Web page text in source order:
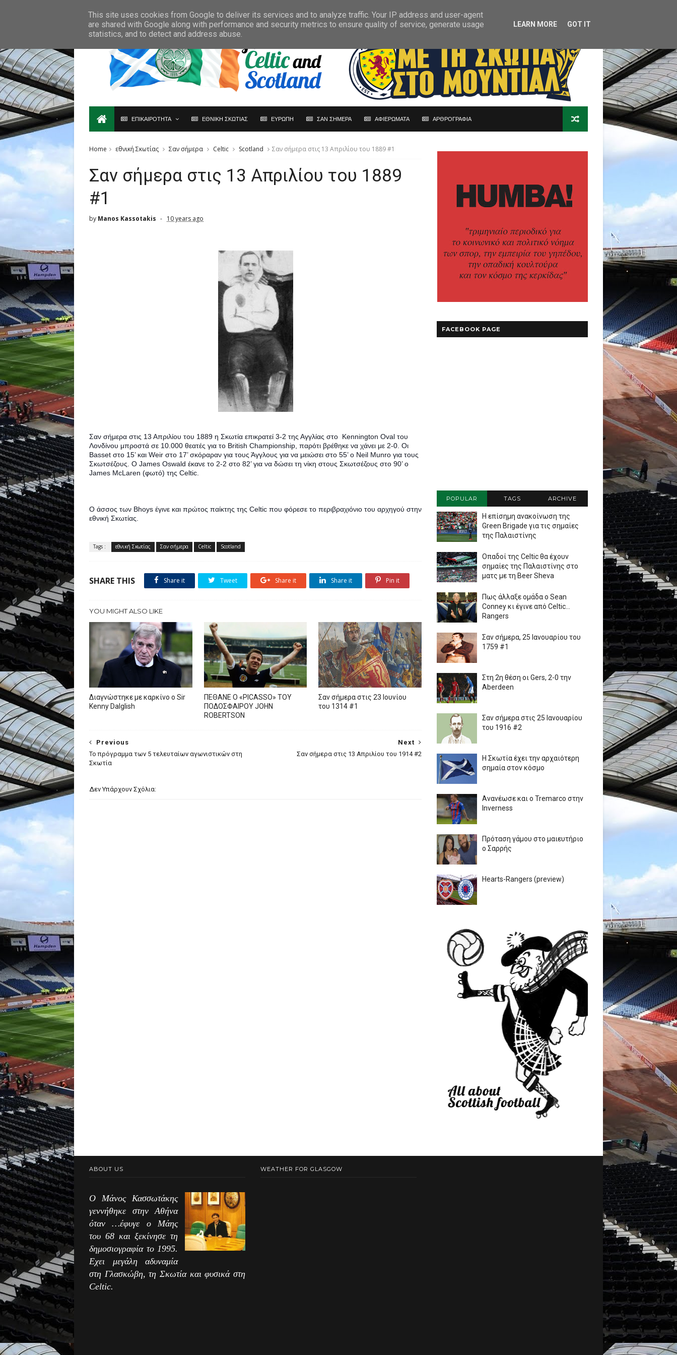
ΕΠΙΚΑΙΡΟΤΗΤΑ ΕΘΝΙΚΗ ΣΚΩΤΙΑΣ ΕΥΡΩΠΗ ΣΑΝ ΣΗΜΕΡΑ ΑΦΙΕΡΩΜΑΤΑ ΑΡΘΡΟΓΡΑΦΙΑ
Home εθνική Σκωτίας Σαν σήμερα Celtic Scotland Σαν σήμερα στις 13 Απριλίου του 1889 #1
Σαν σήμερα στις 13 Απριλίου του 1889
#1
by Manos Kassotakis 10 years ago
Σαν σήμερα στις 13 Απριλίου του 1889 η Σκωτία επικρατεί 3-2 της Αγγλίας στο  Kennington Oval του
Λονδίνου μπροστά σε 10.000 θεατές για το British Championship, παρότι βρέθηκε να χάνει με 2-0. Οι
Basset στο 15’ και Weir στο 17’ σκόραραν για τους Άγγλους για να μειώσει στο 55’ ο Neil Munro για τους
Σκωτσέζους. Ο James Oswald έκανε το 2-2 στο 82’ για να δώσει τη νίκη στους Σκωτσέζους στο 90’ ο
James McLaren (φωτό) της Celtic.
Ο άσσος των Bhoys έγινε και πρώτος παίκτης της Celtic που φόρεσε το περιβραχιόνιο του αρχηγού στην
εθνική Σκωτίας.
Tags : εθνική Σκωτίας Σαν σήμερα Celtic Scotland
SHARE THIS Share it Tweet Share it Share it Pin it
YOU MIGHT ALSO LIKE
Διαγνώστηκε με καρκίνο ο Sir
Kenny Dalglish
ΠΕΘΑΝΕ Ο «PICASSO» TOY
ΠΟΔΟΣΦΑΙΡΟΥ JOHN
ROBERTSON
Σαν σήμερα στις 23 Ιουνίου
του 1314 #1
Next
Σαν σήμερα στις 13 Απριλίου του 1914 #2
Previous
Το πρόγραμμα των 5 τελευταίων αγωνιστικών στη
Σκωτία
Δεν Υπάρχουν Σχόλια:
FACEBOOK PAGE
POPULAR TAGS ARCHIVE
Η επίσημη ανακοίνωση της
Green Brigade για τις σημαίες
της Παλαιστίνης
Οπαδοί της Celtic θα έχουν
σημαίες της Παλαιστίνης στο
ματς με τη Beer Sheva
Πως άλλαξε ομάδα ο Sean
Conney κι έγινε από Celtic...
Rangers
Σαν σήμερα, 25 Ιανουαρίου του
1759 #1
Στη 2η θέση οι Gers, 2-0 την
Aberdeen
Σαν σήμερα στις 25 Ιανουαρίου
του 1916 #2
Η Σκωτία έχει την αρχαιότερη
σημαία στον κόσμο
Ανανέωσε και ο Tremarco στην
Inverness
Πρόταση γάμου στο μαιευτήριο
ο Σαρρής
Hearts-Rangers (preview)
ABOUT US
Ο Μάνος Κασσωτάκης
γεννήθηκε στην Αθήνα
όταν …έφυγε ο Μάης
του 68 και ξεκίνησε τη
δημοσιογραφία το 1995.
Εχει μεγάλη αδυναμία
στη Γλασκώβη, τη Σκωτία και φυσικά στη
Celtic.
WEATHER FOR GLASGOW
This site uses cookies from Google to deliver its services and to analyze traffic. Your IP address and user-agent
are shared with Google along with performance and security metrics to ensure quality of service, generate usage
statistics, and to detect and address abuse.
LEARN MORE GOT IT